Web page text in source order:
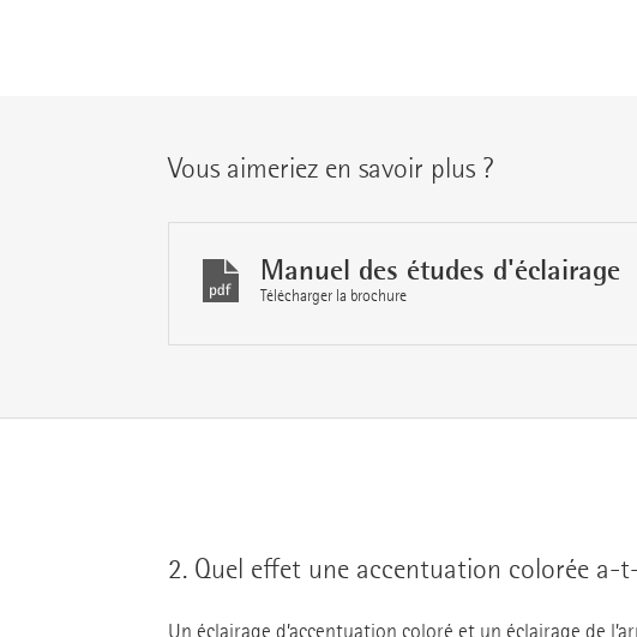
Vous aimeriez en savoir plus ?
Manuel des études d'éclairage
Télécharger la brochure
2. Quel effet une accentuation colorée a-
Un éclairage d’accentuation coloré et un éclairage de